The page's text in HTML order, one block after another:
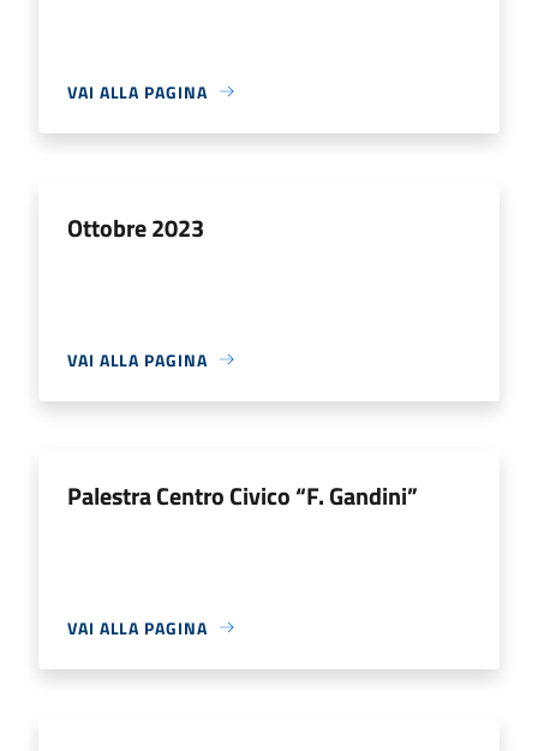
VAI ALLA PAGINA
Ottobre 2023
VAI ALLA PAGINA
Palestra Centro Civico “F. Gandini”
VAI ALLA PAGINA